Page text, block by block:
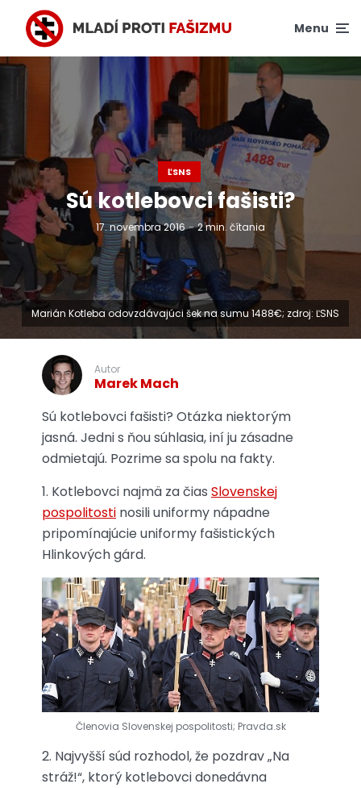
Menu
Marián Kotleba odovzdávajúci šek na sumu 1488€; zdroj: ĽSNS
ĽSNS
Sú kotlebovci fašisti?
17. novembra 2016 2 min. čítania
Autor
Marek Mach
Sú kotlebovci fašisti? Otázka niektorým
jasná. Jedni s ňou súhlasia, iní ju zásadne
odmietajú. Pozrime sa spolu na fakty.
Kotlebovci najmä za čias Slovenskej
pospolitosti nosili uniformy nápadne
pripomínajúcie uniformy fašistických
Hlinkových gárd.
Členovia Slovenskej pospolitosti; Pravda.sk
2. Najvyšší súd rozhodol, že pozdrav „Na
stráž!“, ktorý kotlebovci donedávna